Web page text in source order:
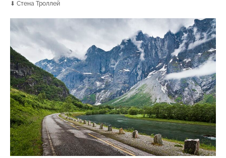
⬇ Стена Троллей